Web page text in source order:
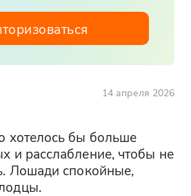
14 апреля 2026
хотелось бы больше
и расслабление, чтобы не
Лошади спокойные,